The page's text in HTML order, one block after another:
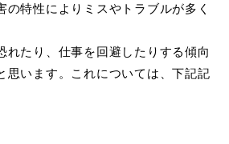
特性によりミスやトラブルが多く
たり、仕事を回避したりする傾向
思います。これについては、下記記